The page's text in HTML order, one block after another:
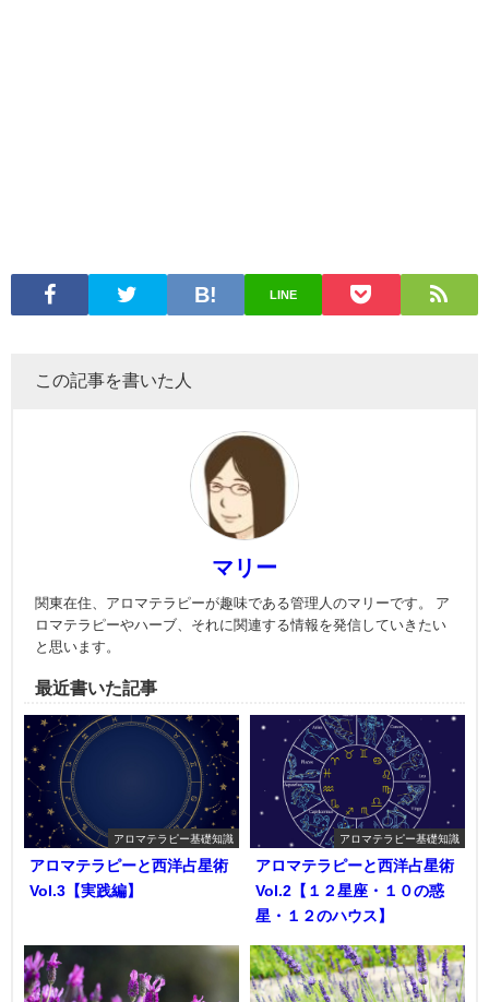
LINE
この記事を書いた人
マリー
関東在住、アロマテラピーが趣味である管理人のマリーです。 ア
ロマテラピーやハーブ、それに関連する情報を発信していきたい
と思います。
最近書いた記事
アロマテラピー基礎知識
アロマテラピーと西洋占星術
Vol.3【実践編】
アロマテラピー基礎知識
アロマテラピーと西洋占星術
Vol.2【１２星座・１０の惑
星・１２のハウス】